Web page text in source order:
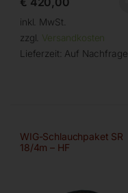
inkl. MwSt.
zzgl. Versandkosten
Lieferzeit: Auf Nachfrage
WIG-Schlauchpaket SR
18/4m – HF